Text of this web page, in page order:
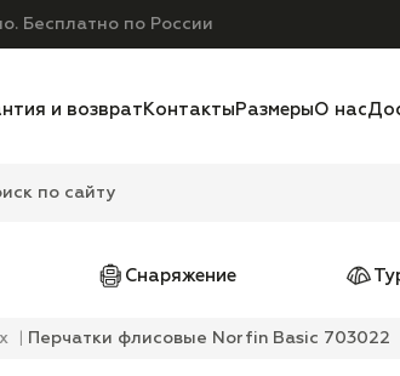
Бесплатно по России
и возврат Контакты РазмерыО нас
Снаряжение
Перчатки флисовые Norfin Basic 703022